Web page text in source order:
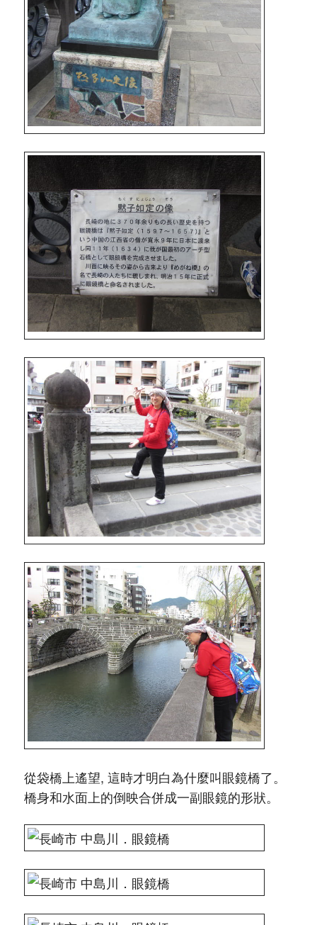
從袋橋上遙望, 這時才明白為什麼叫眼鏡橋了。
橋身和水面上的倒映合併成一副眼鏡的形狀。